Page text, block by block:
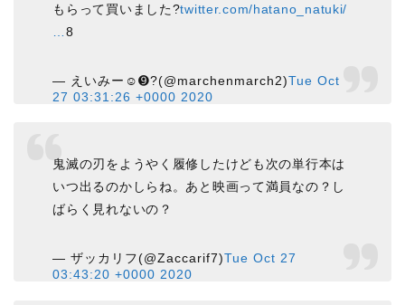
もらって買いました?twitter.com/hatano_natuki/
8
— えいみー☺︎➒?(@marchenmarch2)Tue Oct
27 03:31:26 +0000 2020
鬼滅の刃をようやく履修したけども次の単行本は
いつ出るのかしらね。あと映画って満員なの？し
ばらく見れないの？
— ザッカリフ(@Zaccarif7)Tue Oct 27
03:43:20 +0000 2020